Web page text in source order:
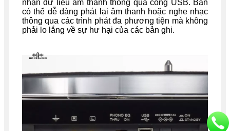
nhận dữ liệu âm thanh thông qua cổng USB. Bạn
có thể dễ dàng phát lại âm thanh hoặc nghe nhạc
thông qua các trình phát đa phương tiện mà không
phải lo lắng về sự hư hại của các bản ghi.